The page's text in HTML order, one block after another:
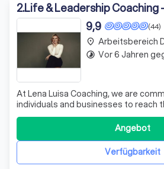
2.Life & Leadership Coaching
(44)
9,9
At Lena Luisa Coaching, we are
individuals and businesses to reach
Our approach is rooted in a deep
unique challenges and opportunities
faces. We believe in the power of
to transform lives and bVerfügbarkeit
Angebot
place Arbeitsbereich
timelapse Vor 6 Jahren